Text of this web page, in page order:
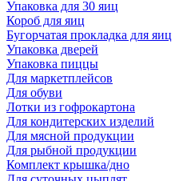
Упаковка для 30 яиц
Короб для яиц
Бугорчатая прокладка для яиц
Упаковка дверей
Упаковка пиццы
Для маркетплейсов
Для обуви
Лотки из гофрокартона
Для кондитерских изделий
Для мясной продукции
Для рыбной продукции
Комплект крышка/дно